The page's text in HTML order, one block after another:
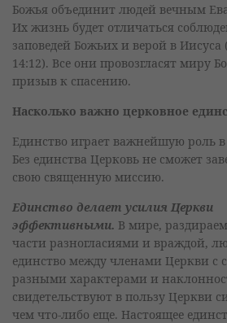
Божья объединит людей вечным
Их жизнь будет отличаться
заповедей Божьих и верой в Иисуса
14:12). Все они провозгласят миру
призыв к спасению.
Насколько важно церковное
Единство играет важнейшую роль
Без единства Церковь не сможет
свою священную миссию.
Единство делает усилия Церкви
эффективными. В мире,
части разногласиями и враждой,
единство между членами Церкви с
разными характерами и
свидетельствуют в пользу Церкви
чем что-либо еще. Настоящее